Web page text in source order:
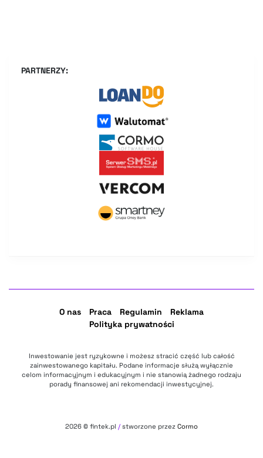
PARTNERZY:
O nas Praca Regulamin
Reklama
Polityka prywatności
Inwestowanie jest ryzykowne i możesz stracić część lub całość
zainwestowanego kapitału. Podane informacje służą wyłącznie
celom informacyjnym i edukacyjnym i nie stanowią żadnego rodzaju
porady finansowej ani rekomendacji inwestycyjnej.
2026 © fintek.pl / stworzone przez Cormo